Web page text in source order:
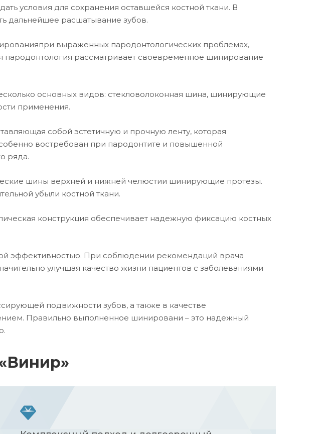
условия для сохранения оставшейся костной ткани. В
дальнейшее расшатывание зубов.
выраженных пародонтологических проблемах,
рассматривает своевременное шинирование
основных видов: стекловолоконная шина, шинирующие
применения.
собой эстетичную и прочную ленту, которая
востребован при пародонтите и повышенной
ряда.
шины верхней и нижней челюстии шинирующие протезы.
убыли костной ткани.
конструкция обеспечивает надежную фиксацию костных
эффективностью. При соблюдении рекомендаций врача
улучшая качество жизни пациентов с заболеваниями
подвижности зубов, а также в качестве
Правильно выполненное шинировани – это надежный